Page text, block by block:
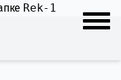
Rek-1